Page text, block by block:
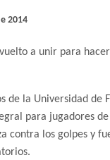
2014
a unir para
de la Universidad de
para jugadores
contra los golpes y